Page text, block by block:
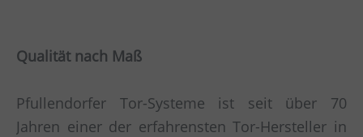
Qualität nach Maß
Pfullendorfer Tor-Systeme ist seit über 70
Jahren einer der erfahrensten Tor-Hersteller in